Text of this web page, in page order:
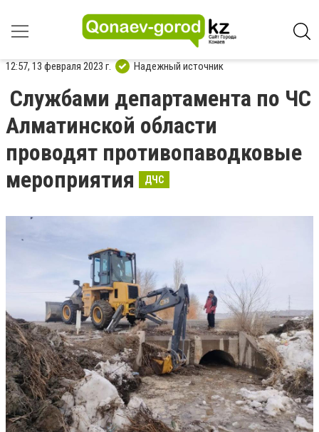
12:57, 13 февраля 2023 г. Надежный источник
Службами департамента по ЧС
Алматинской области
проводят противопаводковые
мероприятия
ДЧС